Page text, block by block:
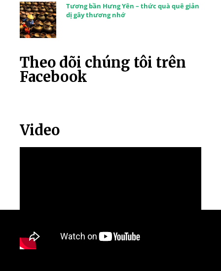
Tương bần Hưng Yên – thức quà quê giản
dị gây thương nhớ
Theo dõi chúng tôi trên
Facebook
Video